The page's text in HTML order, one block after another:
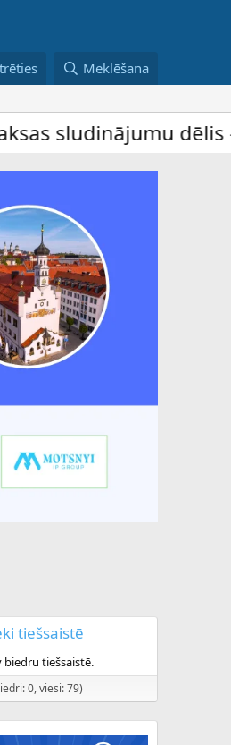
Meklēšana
dēlis –
tiešsaistē
biedru tiešsaistē.
0, viesi: 79)